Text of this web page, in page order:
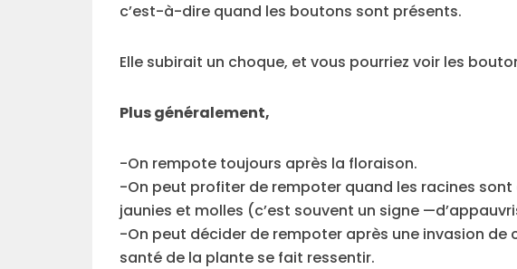
c’est-à-dire quand les boutons sont présents.
Elle subirait un choque, et vous pourriez voir les
Plus généralement,
-On rempote toujours après la floraison.
-On peut profiter de rempoter quand les racines
jaunies et molles (c’est souvent un signe
-On peut décider de rempoter après une invasion de
santé de la plante se fait ressentir.